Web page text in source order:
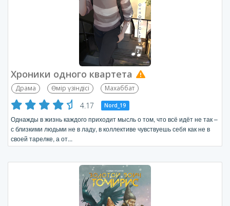
Хроники одного квартета
Драма Өмір үзіндісі Махаббат
4.17 Nord_19
Однажды в жизнь каждого приходит мысль о том, что всё идёт не так –
с близкими людьми не в ладу, в коллективе чувствуешь себя как не в
своей тарелке, а от...